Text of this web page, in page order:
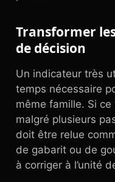
Transformer
de décision
Un indicateur très
temps nécessaire
même famille. Si
malgré plusieurs
doit être relue
de gabarit ou de
à corriger à l’unité